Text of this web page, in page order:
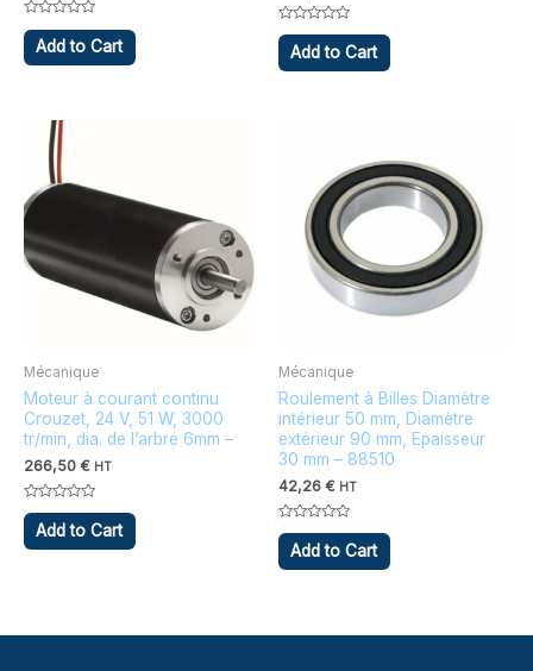
Note
0
sur
5
Add to Cart
Note
sur
5
Add to Cart
Mécanique
Moteur à courant continu
Crouzet, 24 V, 51 W, 3000
tr/min, dia. de l’arbre 6mm –
266,50 € HT
Note
0
sur
5
Add to Cart
Mécanique
Roulement à Billes Diamètre
intérieur 50 mm, Diamètre
extérieur 90 mm, Epaisseur
30 mm – 88510
42,26 € HT
Note
0
sur
5
Add to Cart